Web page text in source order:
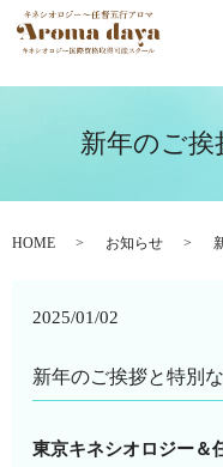
新年のご
HOME お知らせ
2025/01/02
新年のご挨拶と特別
東京キネシオロジー＆